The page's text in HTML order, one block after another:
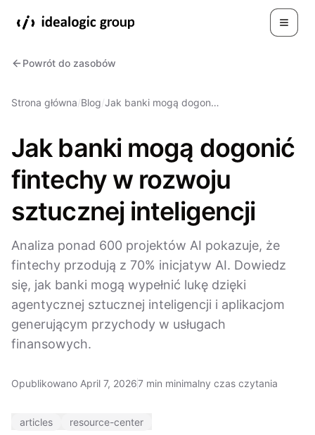
Powrót do zasobów
Strona główna/Blog/Jak banki mogą dogon…
Jak banki mogą dogonić
fintechy w rozwoju
sztucznej inteligencji
Analiza ponad 600 projektów AI pokazuje, że
fintechy przodują z 70% inicjatyw AI. Dowiedz
się, jak banki mogą wypełnić lukę dzięki
agentycznej sztucznej inteligencji i aplikacjom
generującym przychody w usługach
finansowych.
Opublikowano April 7, 20267 min minimalny czas czytania
articles resource-center